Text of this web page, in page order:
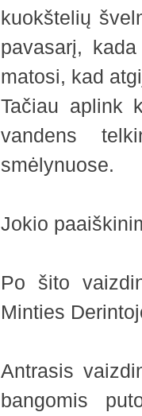
kuokštelių
pavasarį,
matosi, kad
Tačiau aplink
vandens
smėlynuose.
Jokio
Po šito
Minties
Antrasis
bangomis